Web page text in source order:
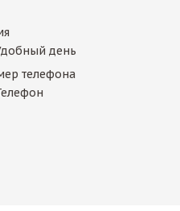
день
телефона